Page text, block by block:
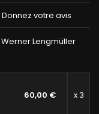
Donnez votre avis
Lengmüller
60,00 € x 3